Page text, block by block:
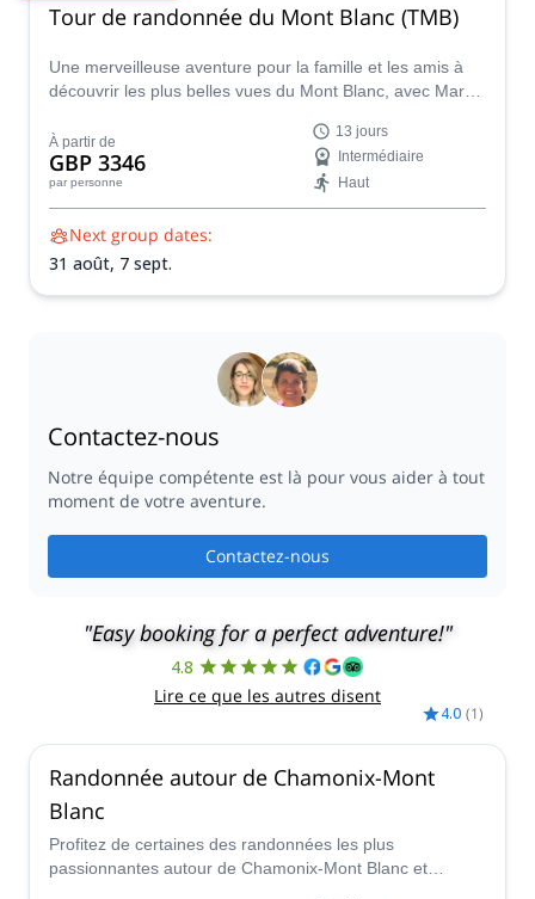
Tour de randonnée du Mont Blanc (TMB)
Une merveilleuse aventure pour la famille et les amis à
découvrir les plus belles vues du Mont Blanc, avec Mark,
À partir de
GBP 3346
par personne
13 jours
Intermédiaire
Haut
Next group dates:
31 août, 7 sept.
Contactez-nous
Notre équipe compétente est là pour vous aider à tout
moment de votre aventure.
Contactez-nous
"Easy booking for a perfect adventure!"
4.8
Lire ce que les autres disent
4.0 (1)
Randonnée autour de Chamonix-Mont
Blanc
Profitez de certaines des randonnées les plus
passionnantes autour de Chamonix-Mont Blanc et